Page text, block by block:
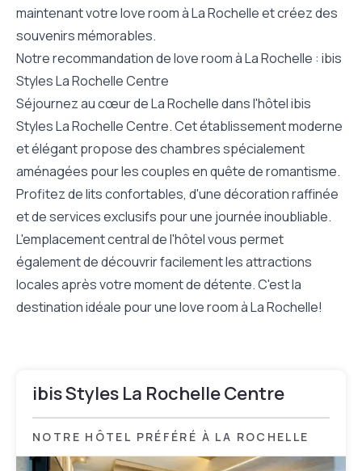
maintenant votre love room à La Rochelle et créez des
souvenirs mémorables.
Notre recommandation de love room à La Rochelle : ibis
Styles La Rochelle Centre
Séjournez au cœur de La Rochelle dans l'hôtel ibis
Styles La Rochelle Centre. Cet établissement moderne
et élégant propose des chambres spécialement
aménagées pour les couples en quête de romantisme.
Profitez de lits confortables, d'une décoration raffinée
et de services exclusifs pour une journée inoubliable.
L'emplacement central de l'hôtel vous permet
également de découvrir facilement les attractions
locales après votre moment de détente. C'est la
destination idéale pour une love room à La Rochelle!
ibis Styles La Rochelle Centre
NOTRE HÔTEL PRÉFÉRÉ À LA ROCHELLE